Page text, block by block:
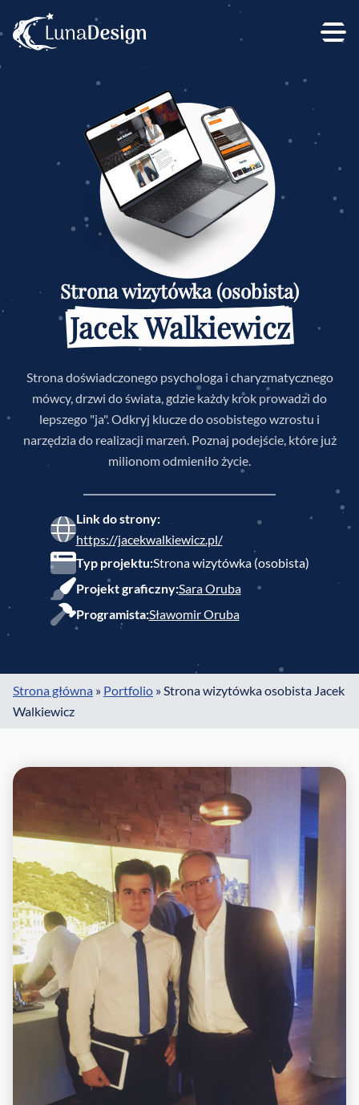
Strona wizytówka (osobista)
Jacek Walkiewicz
Strona doświadczonego psychologa i charyzmatycznego
mówcy, drzwi do świata, gdzie każdy krok prowadzi do
lepszego "ja". Odkryj klucze do osobistego wzrostu i
narzędzia do realizacji marzeń. Poznaj podejście, które już
milionom odmieniło życie.
Link do strony:
https://jacekwalkiewicz.pl/
Typ projektu:Strona wizytówka (osobista)
Projekt graficzny:Sara Oruba
Programista:Sławomir Oruba
Strona główna » Portfolio » Strona wizytówka osobista Jacek
Walkiewicz